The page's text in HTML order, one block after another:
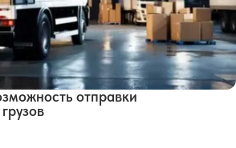
отправки